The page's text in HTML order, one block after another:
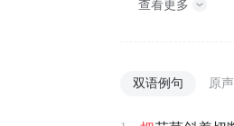
查看更多
双语例句 原